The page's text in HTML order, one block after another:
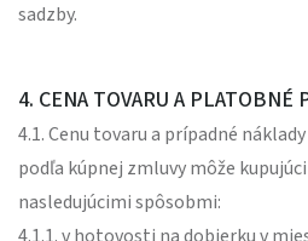
sadzby.
4. CENA TOVARU A PLATOBNÉ
4.1. Cenu tovaru a prípadné
podľa kúpnej zmluvy môže
nasledujúcimi spôsobmi: